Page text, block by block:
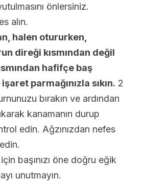
önlersiniz.
alın.
halen otururken,
direği kısmından değil
hafifçe baş
parmağınızla sıkın. 2
bırakın ve ardından
kanamanın durup
edin. Ağzınızdan nefes
başınızı öne doğru eğik
unutmayın.